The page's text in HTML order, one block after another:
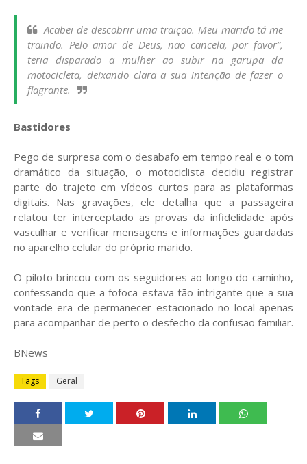
Acabei de descobrir uma traição. Meu marido tá me
traindo. Pelo amor de Deus, não cancela, por favor”,
teria disparado a mulher ao subir na garupa da
motocicleta, deixando clara a sua intenção de fazer o
flagrante.
Bastidores
Pego de surpresa com o desabafo em tempo real e o tom
dramático da situação, o motociclista decidiu registrar
parte do trajeto em vídeos curtos para as plataformas
digitais. Nas gravações, ele detalha que a passageira
relatou ter interceptado as provas da infidelidade após
vasculhar e verificar mensagens e informações guardadas
no aparelho celular do próprio marido.
O piloto brincou com os seguidores ao longo do caminho,
confessando que a fofoca estava tão intrigante que a sua
vontade era de permanecer estacionado no local apenas
para acompanhar de perto o desfecho da confusão familiar.
BNews
Tags Geral